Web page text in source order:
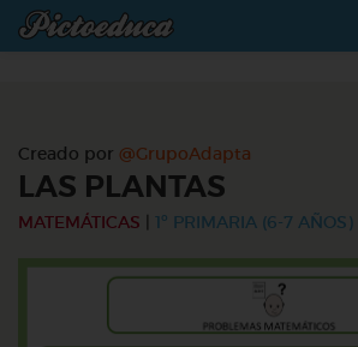
Creado por @GrupoAdapta
LAS PLANTAS
MATEMÁTICAS 1º PRIMARIA (6-7 AÑOS)